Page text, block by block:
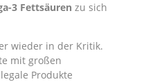
3 Fettsäuren zu sich
wieder in der Kritik.
mit großen
Produkte